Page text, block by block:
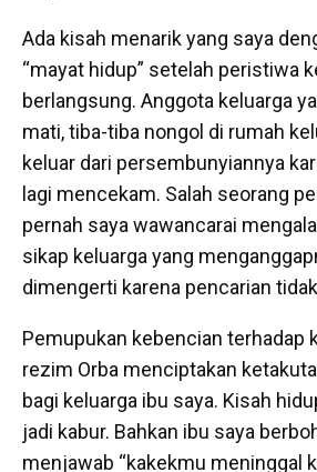
Ada kisah menarik yang saya
“mayat hidup” setelah peristiwa
berlangsung. Anggota keluarga
mati, tiba-tiba nongol di rumah
keluar dari persembunyiannya
lagi mencekam. Salah seorang
pernah saya wawancarai
sikap keluarga yang
dimengerti karena pencarian
Pemupukan kebencian terhadap
rezim Orba menciptakan
bagi keluarga ibu saya. Kisah
jadi kabur. Bahkan ibu saya
menjawab “kakekmu meninggal